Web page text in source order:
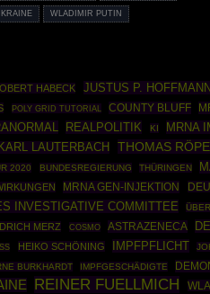
WLADIMIR PUTIN
HABECK JUSTUS P. HOFFMANN
POLY GRID TUTORIAL COUNTY BLUFF
REALPOLITIK KI MRNA
KARL LAUTERBACH THOMAS
2020 BUNDESREGIERUNG THÜRINGEN
MRNA GEN-INJEKTION
INVESTIGATIVE COMMITTEE
MERZ COSMO ASTRAZENECA
HEIKO SCHÖNING IMPFPFLICHT
BURKHARDT IMPFGESCHÄDIGTE
REINER FUELLMICH